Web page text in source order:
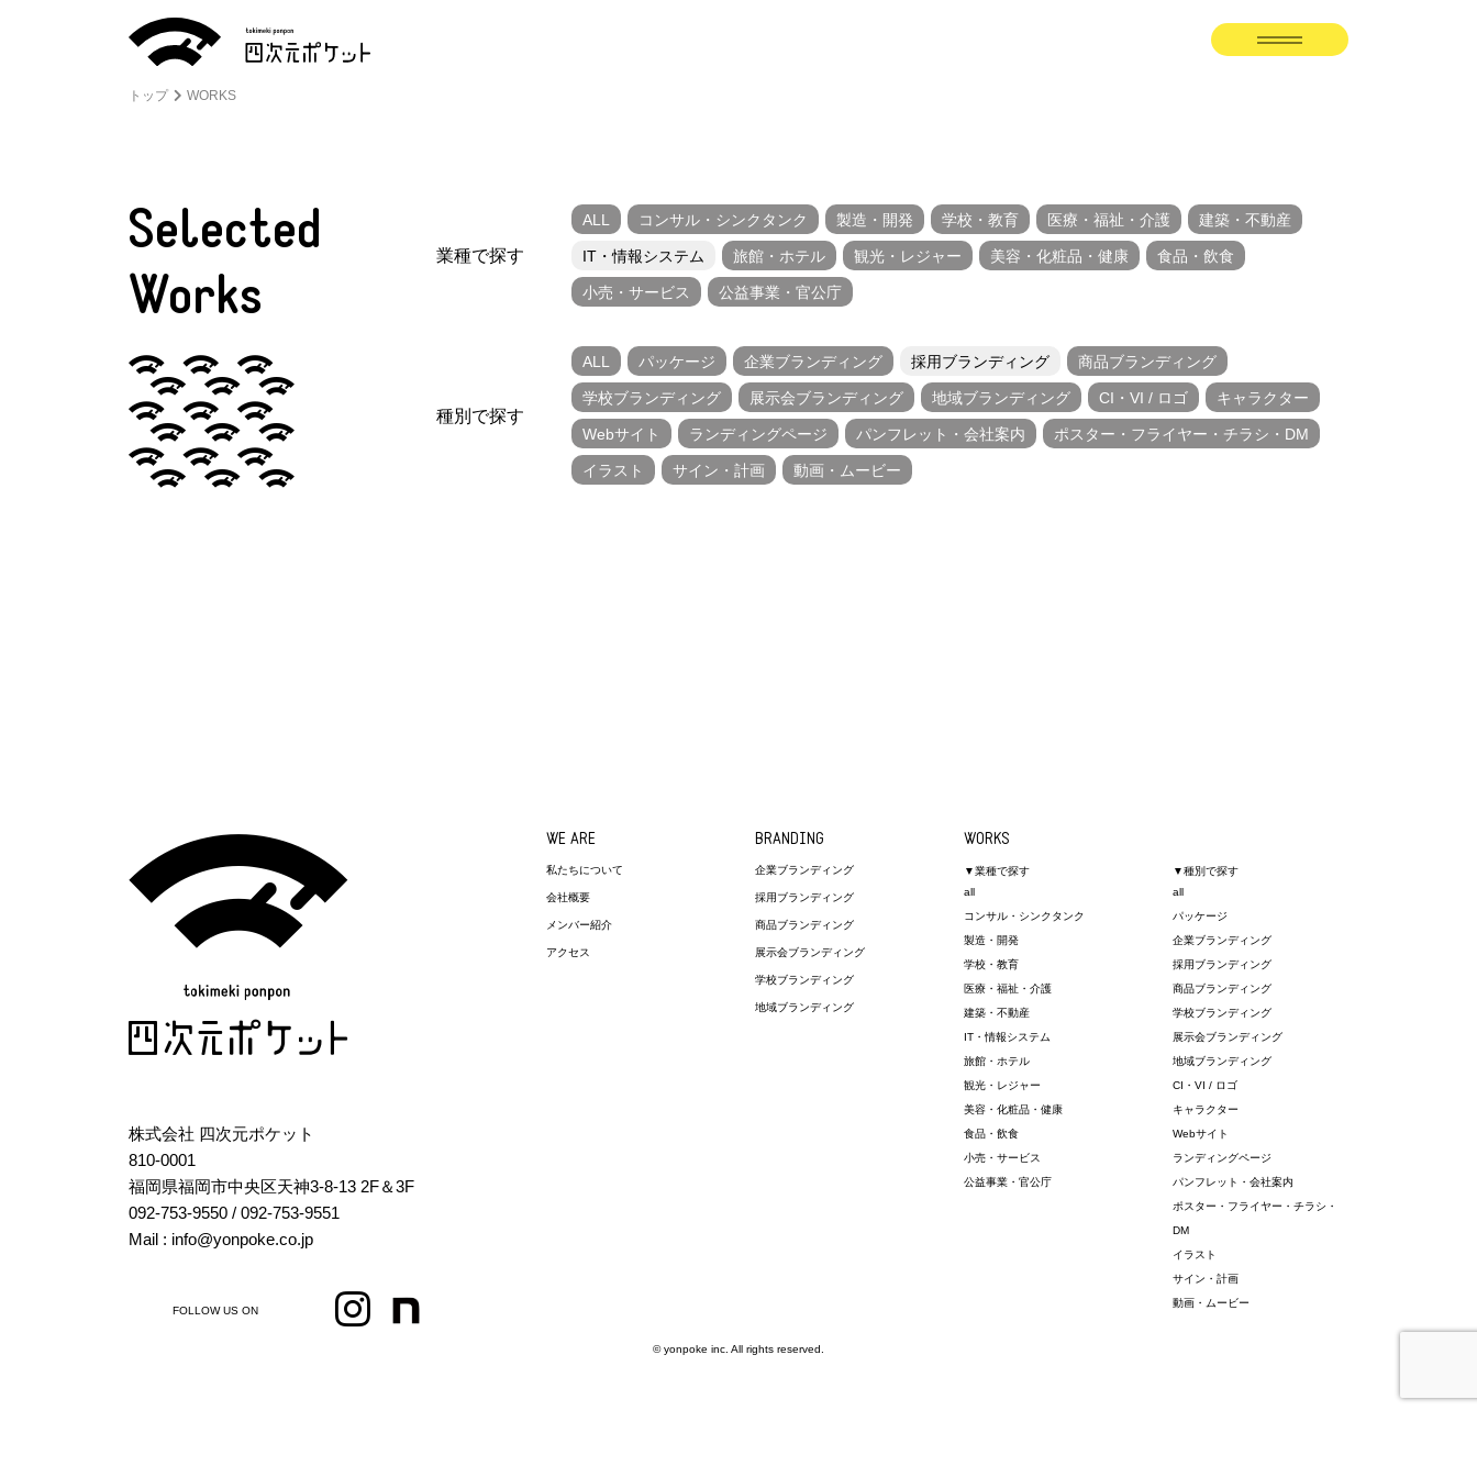
トップ WORKS
Selected
Works
業種で探す
ALL コンサル・シンクタンク 製造・開発 学校・教育 医療・福祉・介護 建築・不動産
IT・情報システム 旅館・ホテル 観光・レジャー 美容・化粧品・健康 食品・飲食
小売・サービス 公益事業・官公庁
種別で探す
ALL パッケージ 企業ブランディング 採用ブランディング 商品ブランディング
学校ブランディング 展示会ブランディング 地域ブランディング CI・VI / ロゴ キャラクター
Webサイト ランディングページ パンフレット・会社案内 ポスター・フライヤー・チラシ・DM
イラスト サイン・計画 動画・ムービー
株式会社 四次元ポケット
810-0001
福岡県福岡市中央区天神3-8-13 2F＆3F
092-753-9550 / 092-753-9551
Mail : info@yonpoke.co.jp
FOLLOW US ON
WE ARE
私たちについて
会社概要
メンバー紹介
アクセス
BRANDING
企業ブランディング
採用ブランディング
商品ブランディング
展示会ブランディング
学校ブランディング
地域ブランディング
WORKS
▼業種で探す
all
コンサル・シンクタンク
製造・開発
学校・教育
医療・福祉・介護
建築・不動産
IT・情報システム
旅館・ホテル
観光・レジャー
美容・化粧品・健康
食品・飲食
小売・サービス
公益事業・官公庁
▼種別で探す
all
パッケージ
企業ブランディング
採用ブランディング
商品ブランディング
学校ブランディング
展示会ブランディング
地域ブランディング
CI・VI / ロゴ
キャラクター
Webサイト
ランディングページ
パンフレット・会社案内
ポスター・フライヤー・チラシ・
DM
イラスト
サイン・計画
動画・ムービー
© yonpoke inc. All rights reserved.